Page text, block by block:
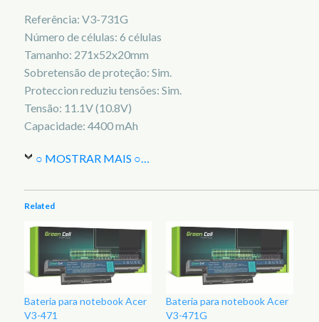
Referência: V3-731G
Número de células: 6 células
Tamanho: 271x52x20mm
Sobretensão de proteção: Sim.
Proteccion reduziu tensões: Sim.
Tensão: 11.1V (10.8V)
Capacidade: 4400 mAh
○ MOSTRAR MAIS ○…
Related
Bateria para notebook Acer
V3-471
Bateria para notebook Acer
V3-471G